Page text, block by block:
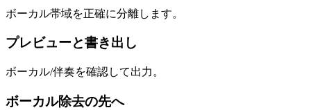
ボーカル帯域を正確に分離します。
プレビューと書き出し
ボーカル/伴奏を確認して出力。
ボーカル除去の先へ